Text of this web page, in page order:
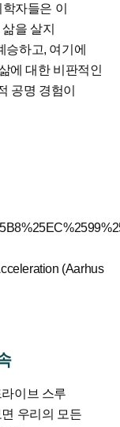
자들은 이
을 살지
승하고, 여기에
에 대한 비판적인
공명 경험이
(Aarhus
이브 스루
우리의 모든